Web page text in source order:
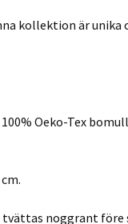
kollektion är unika
Oeko-Tex
noggrant före